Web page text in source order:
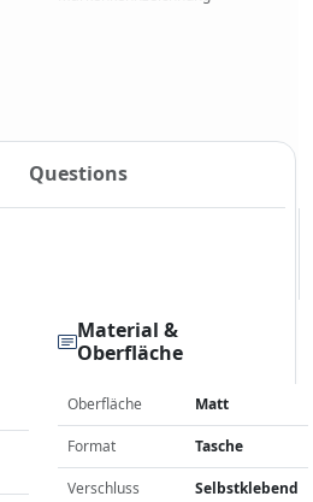
Questions
Material &
Oberfläche
Oberfläche Matt
Format Tasche
Verschluss Selbstklebend